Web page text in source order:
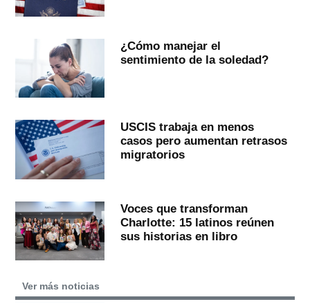
¿Cómo manejar el
sentimiento de la soledad?
USCIS trabaja en menos
casos pero aumentan retrasos
migratorios
Voces que transforman
Charlotte: 15 latinos reúnen
sus historias en libro
Ver más noticias